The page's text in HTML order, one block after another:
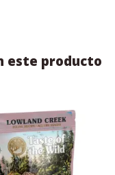
este producto